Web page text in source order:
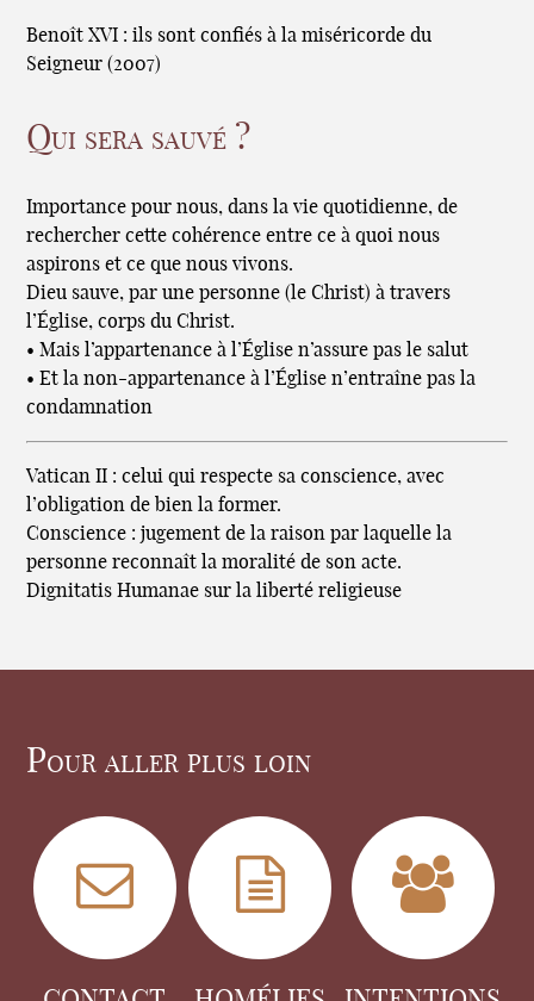
Benoît XVI : ils sont confiés à la miséricorde du
Seigneur (2007)
Qui sera sauvé ?
Importance pour nous, dans la vie quotidienne, de
rechercher cette cohérence entre ce à quoi nous
aspirons et ce que nous vivons.
Dieu sauve, par une personne (le Christ) à travers
l’Église, corps du Christ.
• Mais l’appartenance à l’Église n’assure pas le salut
• Et la non-appartenance à l’Église n’entraîne pas la
condamnation
Vatican II : celui qui respecte sa conscience, avec
l’obligation de bien la former.
Conscience : jugement de la raison par laquelle la
personne reconnaît la moralité de son acte.
Dignitatis Humanae sur la liberté religieuse
Pour aller plus loin